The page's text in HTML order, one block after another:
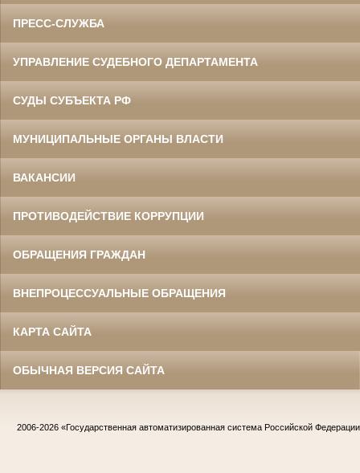
ПРЕСС-СЛУЖБА
УПРАВЛЕНИЕ СУДЕБНОГО ДЕПАРТАМЕНТА
СУДЫ СУБЪЕКТА РФ
МУНИЦИПАЛЬНЫЕ ОРГАНЫ ВЛАСТИ
ВАКАНСИИ
ПРОТИВОДЕЙСТВИЕ КОРРУПЦИИ
ОБРАЩЕНИЯ ГРАЖДАН
ВНЕПРОЦЕССУАЛЬНЫЕ ОБРАЩЕНИЯ
КАРТА САЙТА
ОБЫЧНАЯ ВЕРСИЯ САЙТА
2006-2026 «Государственная автоматизированная система Российской